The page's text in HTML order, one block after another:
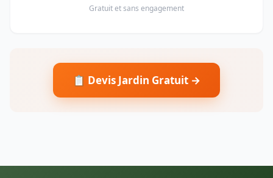
Gratuit et sans engagement
📋 Devis Jardin Gratuit →